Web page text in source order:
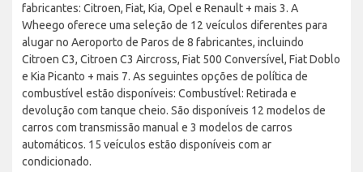
fabricantes: Citroen, Fiat, Kia, Opel e Renault + mais 3. A
Wheego oferece uma seleção de 12 veículos diferentes para
alugar no Aeroporto de Paros de 8 fabricantes, incluindo
Citroen C3, Citroen C3 Aircross, Fiat 500 Conversível, Fiat Doblo
e Kia Picanto + mais 7. As seguintes opções de política de
combustível estão disponíveis: Combustível: Retirada e
devolução com tanque cheio. São disponíveis 12 modelos de
carros com transmissão manual e 3 modelos de carros
automáticos. 15 veículos estão disponíveis com ar
condicionado.